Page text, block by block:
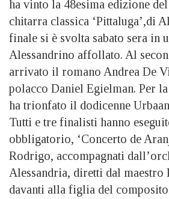
ha vinto la 48esima edizione
chitarra classica ‘Pittaluga’,di
finale si è svolta sabato sera in
Alessandrino affollato. Al
arrivato il romano Andrea De
polacco Daniel Egielman. Per
ha trionfato il dodicenne
Tutti e tre finalisti hanno
obbligatorio, ‘Concerto de
Rodrigo, accompagnati
Alessandria, diretti dal maestro
davanti alla figlia del